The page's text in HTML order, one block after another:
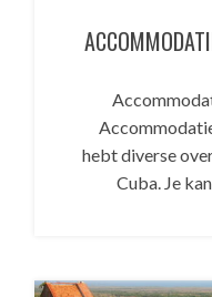
hebt diverse
Cuba. Je